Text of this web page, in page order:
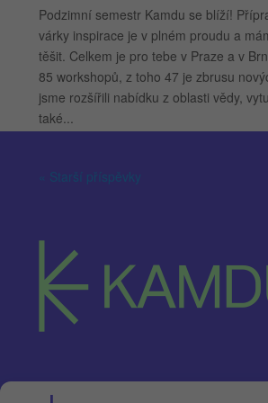
Podzimní semestr Kamdu se blíží!
várky inspirace je v plném proudu a
těšit. Celkem je pro tebe v Praze a v
85 workshopů, z toho 47 je zbrusu
jsme rozšířili nabídku z oblasti vědy,
také...
« Starší příspěvky